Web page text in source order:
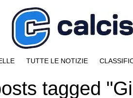
TUTTE LE NOTIZIE
tagged